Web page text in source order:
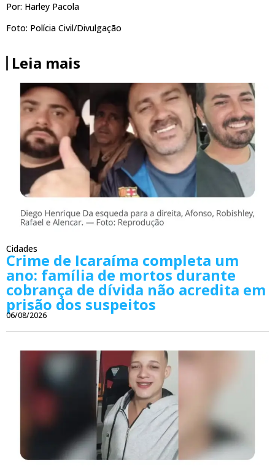
Por: Harley Pacola
Foto: Polícia Civil/Divulgação
Leia mais
Cidades
Crime de Icaraíma completa um
ano: família de mortos durante
cobrança de dívida não acredita em
prisão dos suspeitos
06/08/2026